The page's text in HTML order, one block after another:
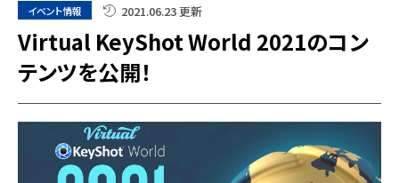
イベント情報 2021.06.23 更新
Virtual KeyShot World 2021のコン
テンツを公開！